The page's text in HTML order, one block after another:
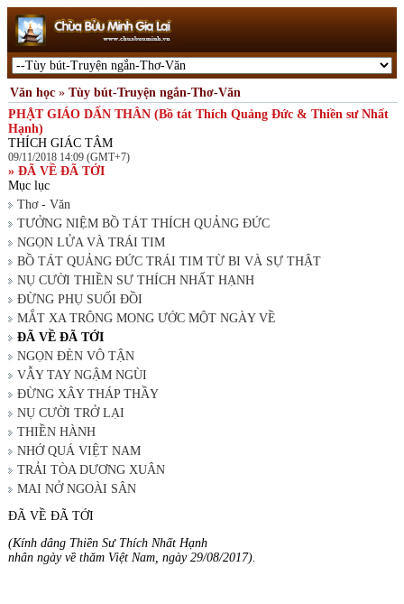
Văn học » Tùy bút-Truyện ngắn-Thơ-Văn
PHẬT GIÁO DẤN THÂN (Bồ tát Thích Quảng Đức & Thiền sư Nhất
Hạnh)
THÍCH GIÁC TÂM
09/11/2018 14:09 (GMT+7)
» ĐÃ VỀ ĐÃ TỚI
Mục lục
Thơ - Văn
TƯỞNG NIỆM BỒ TÁT THÍCH QUẢNG ĐỨC
NGỌN LỬA VÀ TRÁI TIM
BỒ TÁT QUẢNG ĐỨC TRÁI TIM TỪ BI VÀ SỰ THẬT
NỤ CƯỜI THIỀN SƯ THÍCH NHẤT HẠNH
ĐỪNG PHỤ SUỐI ĐỒI
MẮT XA TRÔNG MONG ƯỚC MỘT NGÀY VỀ
ĐÃ VỀ ĐÃ TỚI
NGỌN ĐÈN VÔ TẬN
VẪY TAY NGẬM NGÙI
ĐỪNG XÂY THÁP THẦY
NỤ CƯỜI TRỞ LẠI
THIỀN HÀNH
NHỚ QUÁ VIỆT NAM
TRẢI TÒA DƯƠNG XUÂN
MAI NỞ NGOÀI SÂN
ĐÃ VỀ ĐÃ TỚI
(Kính dâng Thiền Sư Thích Nhất Hạnh
nhân ngày về thăm Việt Nam, ngày 29/08/2017).